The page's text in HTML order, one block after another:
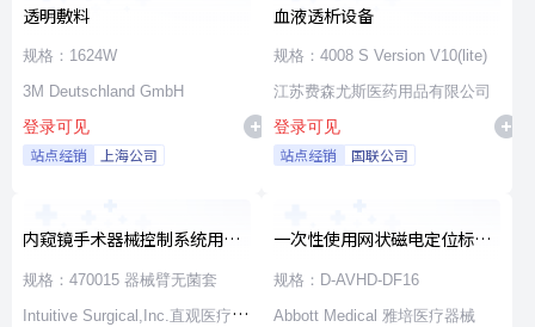
透明敷料
规格：1624W
3M Deutschland GmbH
登录可见
站点经销 上海公司
血液透析设备
规格：4008 S Version V10(lite)
江苏费森尤斯医药用品有限公司
登录可见
站点经销 国联公司
内窥镜手术器械控制系统用无
源器械和附件
规格：470015 器械臂无菌套
Intuitive Surgical,Inc.直观医疗公
一次性使用网状磁电定位标测
导管
规格：D-AVHD-DF16
Abbott Medical 雅培医疗器械